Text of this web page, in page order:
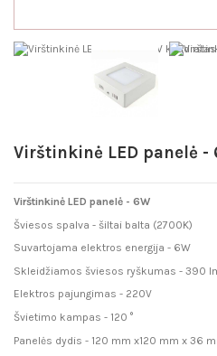
Virštinkinė LED panelė
Virštinkinė LED panelė - 6W
Šviesos spalva - šiltai balta (2700K)
Suvartojama elektros energija - 6W
Skleidžiamos šviesos ryškumas - 390
Elektros pajungimas - 220V
Švietimo kampas - 120 °
Panelės dydis - 120 mm x120 mm x 36